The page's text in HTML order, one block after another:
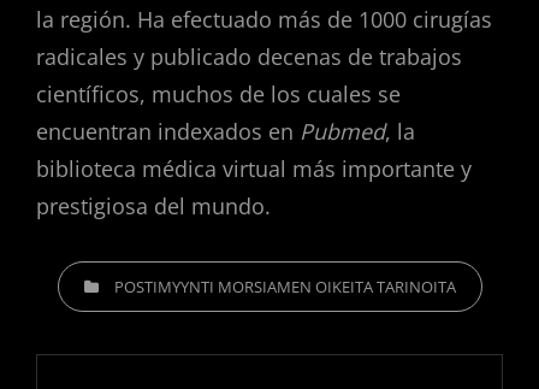
la región. Ha efectuado más de 1000 cirugías
radicales y publicado decenas de trabajos
científicos, muchos de los cuales se
encuentran indexados en Pubmed, la
biblioteca médica virtual más importante y
prestigiosa del mundo.
CATEGORIESPOSTIMYYNTI MORSIAMEN OIKEITA TARINOITA